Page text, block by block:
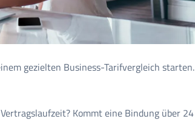
gezielten Business-Tarifvergleich starten.
Kommt eine Bindung über 24